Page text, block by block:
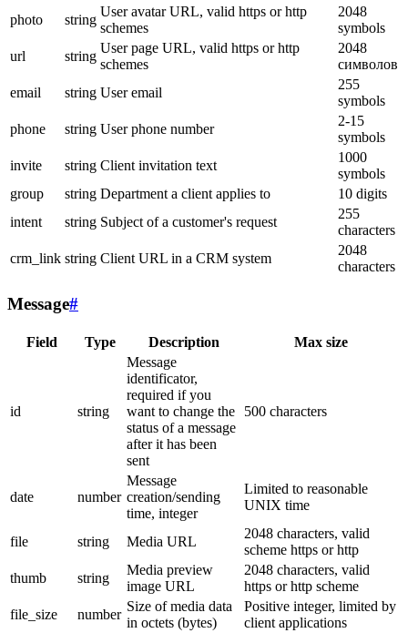
photo
string
User avatar URL, valid https or http
schemes
2048
symbols
url
string
User page URL, valid https or http
schemes
2048
символов
email
string User email
255
symbols
phone
string User phone number
2-15
symbols
invite
string Client invitation text
1000
symbols
group
string Department a client applies to
10 digits
intent
string Subject of a customer's request
255
characters
crm_link string Client URL in a CRM system
2048
characters
Message#
Field Type Description Max size
id string
Message
identificator,
required if you
want to change the
status of a message
after it has been
sent
500 characters
date number
Message
creation/sending
time, integer
Limited to reasonable
UNIX time
file string Media URL
2048 characters, valid
scheme https or http
thumb
string
Media preview
image URL
2048 characters, valid
https or http scheme
file_size
number
Size of media data
in octets (bytes)
Positive integer, limited by
client applications